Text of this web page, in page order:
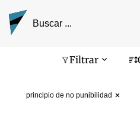
Filtrar
principio de no punibilidad
Pantalla de